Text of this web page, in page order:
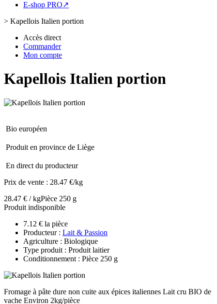
E-shop PRO↗
> Kapellois Italien portion
Accès direct
Commander
Mon compte
Kapellois Italien portion
Bio européen
Produit en province de Liège
En direct du producteur
Prix de vente : 28.47 €/kg
28.47 € / kgPièce 250 g
Produit indisponible
7.12 € la pièce
Producteur : Lait & Passion
Agriculture : Biologique
Type produit : Produit laitier
Conditionnement : Pièce 250 g
Fromage à pâte dure non cuite aux épices italiennes Lait cru BIO de
vache Environ 2kg/pièce